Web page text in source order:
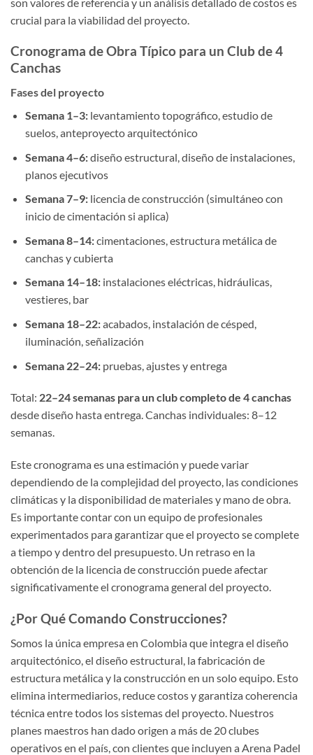
crucial para la viabilidad del proyecto.
Cronograma de Obra Típico para un Club de 4
Canchas
Fases del proyecto
Semana 1–3:levantamiento topográfico, estudio de
suelos, anteproyecto arquitectónico
Semana 4–6:diseño estructural, diseño de instalaciones,
planos ejecutivos
Semana 7–9:licencia de construcción (simultáneo con
inicio de cimentación si aplica)
Semana 8–14:cimentaciones, estructura metálica de
canchas y cubierta
Semana 14–18:instalaciones eléctricas, hidráulicas,
vestieres, bar
Semana 18–22:acabados, instalación de césped,
iluminación, señalización
Semana 22–24:pruebas, ajustes y entrega
Total: 22–24 semanas para un club completo de 4 canchas
desde diseño hasta entrega. Canchas individuales: 8–12
semanas.
Este cronograma es una estimación y puede variar
dependiendo de la complejidad del proyecto, las condiciones
climáticas y la disponibilidad de materiales y mano de obra.
Es importante contar con un equipo de profesionales
experimentados para garantizar que el proyecto se complete
a tiempo y dentro del presupuesto. Un retraso en la
obtención de la licencia de construcción puede afectar
significativamente el cronograma general del proyecto.
¿Por Qué Comando Construcciones?
Somos la única empresa en Colombia que integra el diseño
arquitectónico, el diseño estructural, la fabricación de
estructura metálica y la construcción en un solo equipo. Esto
elimina intermediarios, reduce costos y garantiza coherencia
técnica entre todos los sistemas del proyecto. Nuestros
planes maestros han dado origen a más de 20 clubes
operativos en el país, con clientes que incluyen a Arena Padel